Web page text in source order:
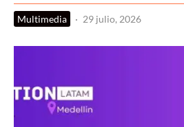
Multimedia · 29 julio, 2026